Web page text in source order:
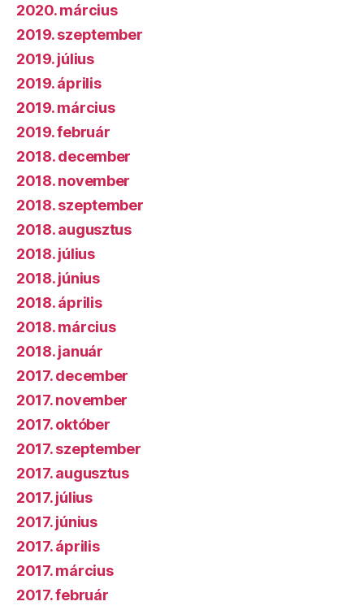
2020. március
2019. szeptember
2019. július
2019. április
2019. március
2019. február
2018. december
2018. november
2018. szeptember
2018. augusztus
2018. július
2018. június
2018. április
2018. március
2018. január
2017. december
2017. november
2017. október
2017. szeptember
2017. augusztus
2017. július
2017. június
2017. április
2017. március
2017. február